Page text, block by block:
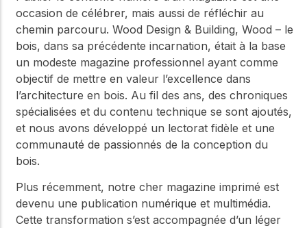
occasion de célébrer, mais aussi de réfléchir au
chemin parcouru. Wood Design & Building, Wood – le
bois, dans sa précédente incarnation, était à la base
un modeste magazine professionnel ayant comme
objectif de mettre en valeur l’excellence dans
l’architecture en bois. Au fil des ans, des chroniques
spécialisées et du contenu technique se sont ajoutés,
et nous avons développé un lectorat fidèle et une
communauté de passionnés de la conception du
bois.
Plus récemment, notre cher magazine imprimé est
devenu une publication numérique et multimédia.
Cette transformation s’est accompagnée d’un léger